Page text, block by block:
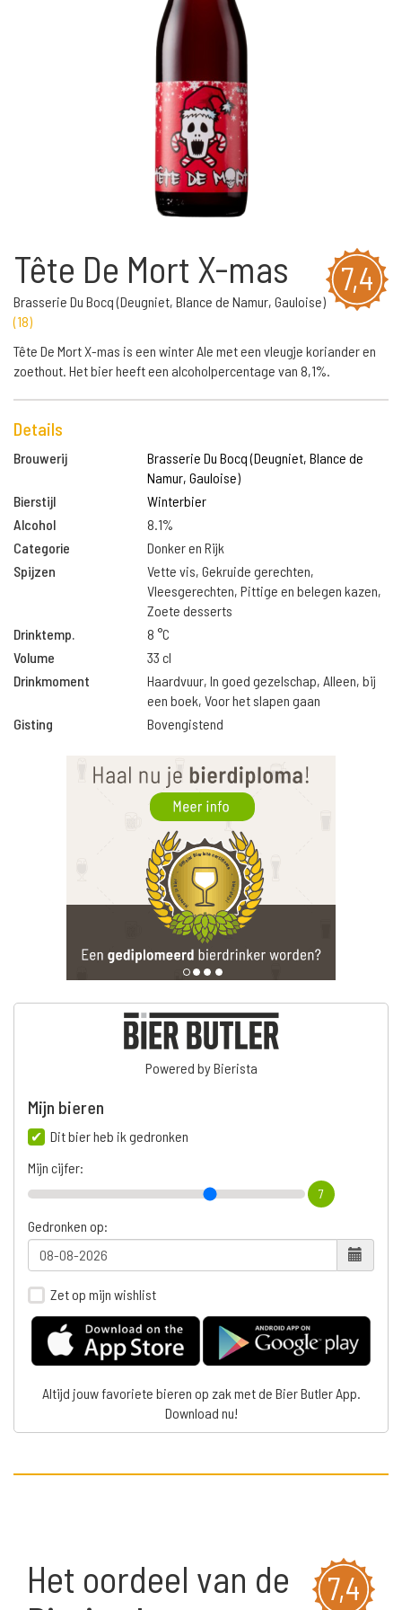
7,4
Tête De Mort X-mas
Brasserie Du Bocq (Deugniet, Blance de Namur, Gauloise)
(18)
Tête De Mort X-mas is een winter Ale met een vleugje koriander en
zoethout. Het bier heeft een alcoholpercentage van 8,1%.
Details
Brouwerij
Brasserie Du Bocq (Deugniet, Blance de
Namur, Gauloise)
Bierstijl
Winterbier
Alcohol
8.1%
Categorie
Donker en Rijk
Spijzen
Vette vis, Gekruide gerechten,
Vleesgerechten, Pittige en belegen kazen,
Zoete desserts
Drinktemp.
8 °C
Volume
33 cl
Drinkmoment
Haardvuur, In goed gezelschap, Alleen, bij
een boek, Voor het slapen gaan
Gisting
Bovengistend
Powered by Bierista
Mijn bieren
Dit bier heb ik gedronken
Mijn cijfer:
7
Gedronken op:
Zet op mijn wishlist
Altijd jouw favoriete bieren op zak met de Bier Butler App.
Download nu!
7,4
Het oordeel van de